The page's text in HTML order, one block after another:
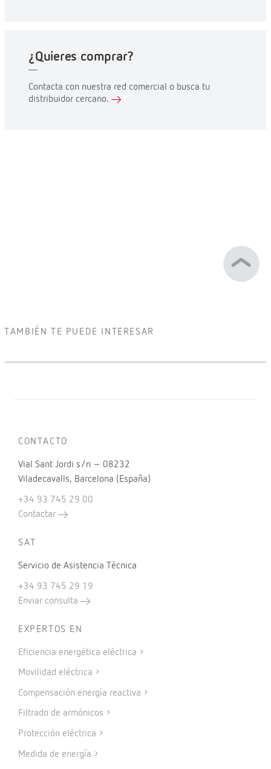
¿Quieres comprar?
Contacta con nuestra red comercial o busca tu
distribuidor cercano.
TAMBIÉN TE PUEDE INTERESAR
CONTACTO
Vial Sant Jordi s/n – 08232
Viladecavalls, Barcelona (España)
+34 93 745 29 00
Contactar
SAT
Servicio de Asistencia Técnica
+34 93 745 29 19
Enviar consulta
EXPERTOS EN
Eficiencia energética eléctrica
Movilidad eléctrica
Compensación energía reactiva
Filtrado de armónicos
Protección eléctrica
Medida de energía